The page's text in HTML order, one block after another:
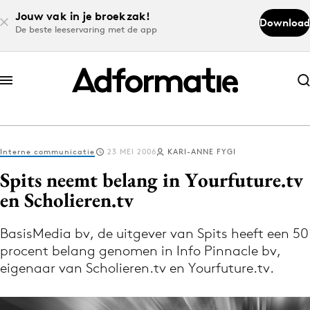
Jouw vak in je broekzak!
De beste leeservaring met de app
Download
Abonneer nu
Abonneer nu
Log in
Volg het laatste nieuws via de Adformatie
Nieuws app
Interne communicatie 23 MEI 2006 KARI-ANNE FYGI
Spits neemt belang in Yourfuture.tv
en Scholieren.tv
BasisMedia bv, de uitgever van Spits heeft een 50
procent belang genomen in Info Pinnacle bv,
eigenaar van Scholieren.tv en Yourfuture.tv.